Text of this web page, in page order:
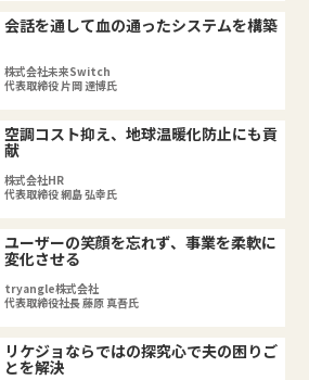
会話を通して血の通ったシステムを構築
株式会社未来Switch
代表取締役 片岡 達博氏
空調コスト抑え、地球温暖化防止にも貢
献
株式会社HR
代表取締役 網島 弘幸氏
ユーザーの笑顔を忘れず、事業を柔軟に
変化させる
tryangle株式会社
代表取締役社長 藤原 真吾氏
リケジョならではの探究心で夫の困りご
とを解決